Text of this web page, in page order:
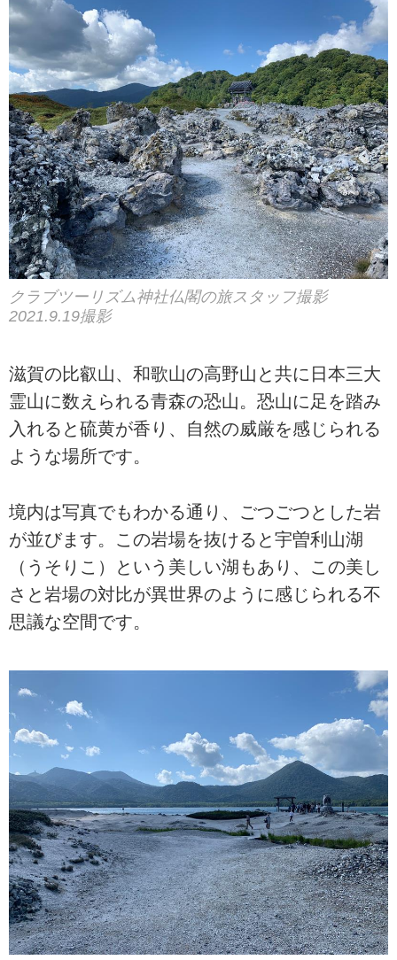
クラブツーリズム神社仏閣の旅スタッフ撮影
2021.9.19撮影
滋賀の比叡山、和歌山の高野山と共に日本三大
霊山に数えられる青森の恐山。恐山に足を踏み
入れると硫黄が香り、自然の威厳を感じられる
ような場所です。
境内は写真でもわかる通り、ごつごつとした岩
が並びます。この岩場を抜けると宇曽利山湖
（うそりこ）という美しい湖もあり、この美し
さと岩場の対比が異世界のように感じられる不
思議な空間です。